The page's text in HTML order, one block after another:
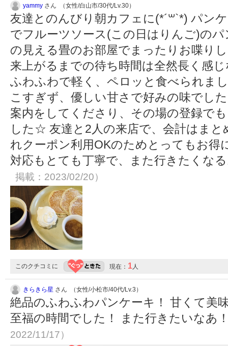
yammy さん （女性/白山市/30代/Lv.30）
友達とのんびり朝カフェに(*´꒳`*) パン
でフルーツソース(この日はりんご)の
の見える畳のお部屋でまったりお喋り
来上がるまでの待ち時間は全然長く感
ふわふわで軽く、ペロッと食べられま
こすぎず、優しい甘さで好みの味でし
案内をしてくださり、その場の登録で
した☆ 友達と2人の来店で、会計はま
れクーポン利用OKのためとってもお得
対応もとても丁寧で、また行きたくな
掲載：2023/02/20）
このクチコミに 現在： 1人
きらきら星 さん （女性/小松市/40代/Lv.3）
絶品のふわふわパンケーキ！ 甘くて美
至福の時間でした！ また行きたいなあ
2022/11/17）